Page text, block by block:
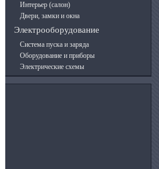
Интерьер (салон)
Двери, замки и окна
Электрооборудование
Система пуска и заряда
Оборудование и приборы
Электрические схемы